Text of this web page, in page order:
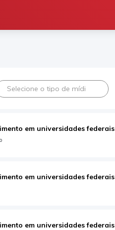
Selecione o tipo de mídia
em universidades federais
em universidades federais
em universidades federais